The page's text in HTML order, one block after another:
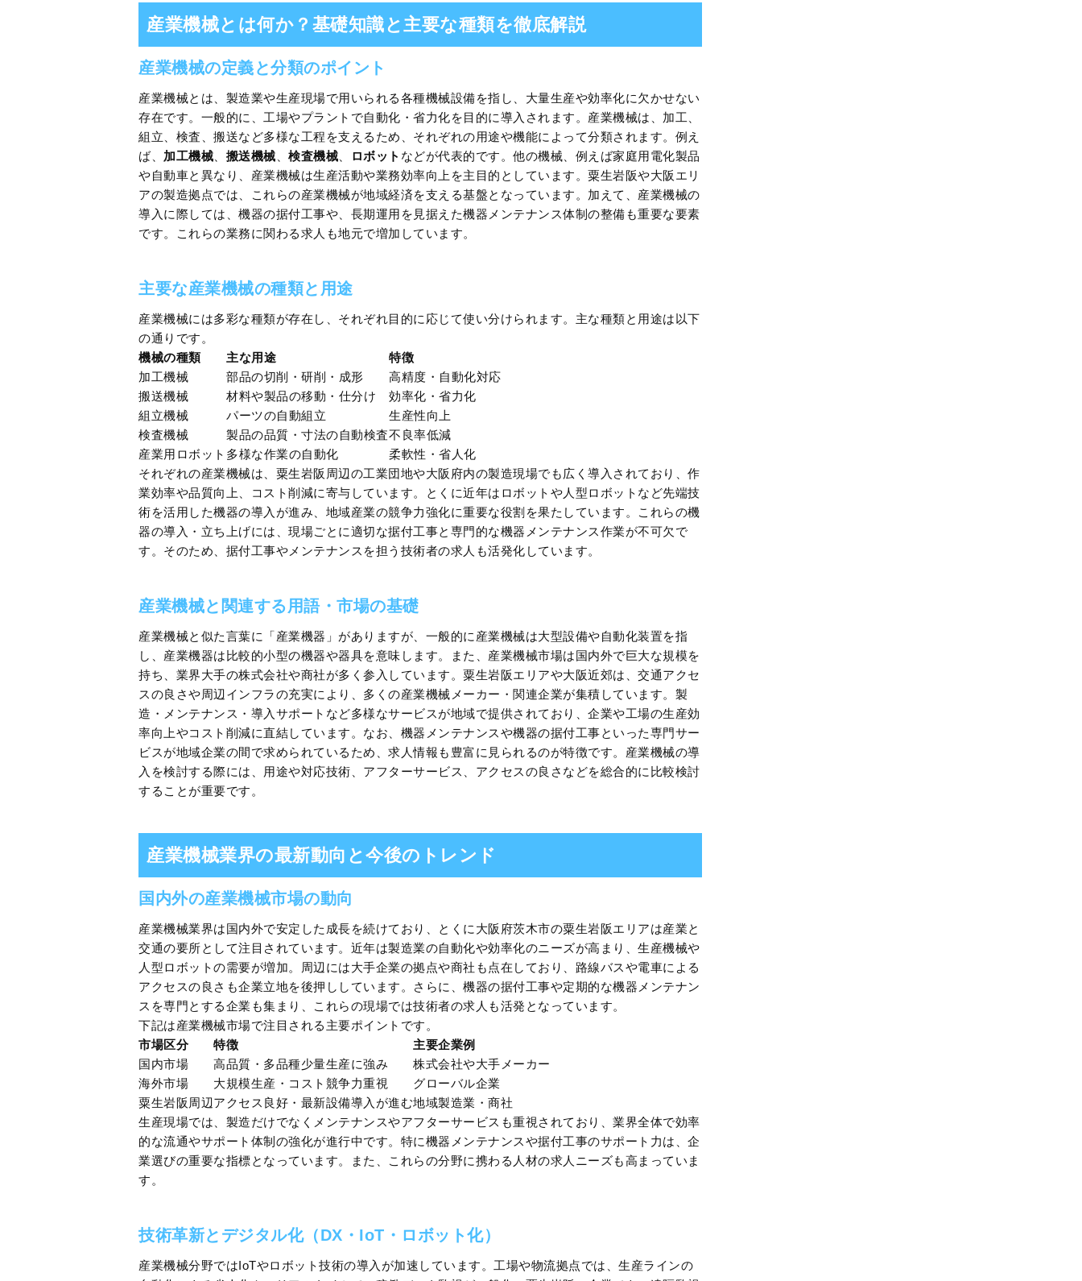
産業機械とは何か？基礎知識と主要な種類を徹底解説
産業機械の定義と分類のポイント
産業機械とは、製造業や生産現場で用いられる各種機械設備を指し、大量生産や効率化に欠かせない
存在です。一般的に、工場やプラントで自動化・省力化を目的に導入されます。産業機械は、加工、
組立、検査、搬送など多様な工程を支えるため、それぞれの用途や機能によって分類されます。例え
ば、 加工機械 搬送機械 検査機械 ロボット などが代表的です。他の機械、例えば家庭用電化製品
や自動車と異なり、産業機械は生産活動や業務効率向上を主目的としています。粟生岩阪や大阪エリ
アの製造拠点では、これらの産業機械が地域経済を支える基盤となっています。加えて、産業機械の
導入に際しては、機器の据付工事や、長期運用を見据えた機器メンテナンス体制の整備も重要な要素
です。これらの業務に関わる求人も地元で増加しています。
主要な産業機械の種類と用途
産業機械には多彩な種類が存在し、それぞれ目的に応じて使い分けられます。主な種類と用途は以下
の通りです。
機械の種類
主な用途
特徴
加工機械
部品の切削・研削・成形
高精度・自動化対応
搬送機械
材料や製品の移動・仕分け
効率化・省力化
組立機械
パーツの自動組立
生産性向上
検査機械
製品の品質・寸法の自動検査不良率低減
産業用ロボット 多様な作業の自動化
柔軟性・省人化
それぞれの産業機械は、粟生岩阪周辺の工業団地や大阪府内の製造現場でも広く導入されており、作
業効率や品質向上、コスト削減に寄与しています。とくに近年はロボットや人型ロボットなど先端技
術を活用した機器の導入が進み、地域産業の競争力強化に重要な役割を果たしています。これらの機
器の導入・立ち上げには、現場ごとに適切な据付工事と専門的な機器メンテナンス作業が不可欠で
す。そのため、据付工事やメンテナンスを担う技術者の求人も活発化しています。
産業機械と関連する用語・市場の基礎
産業機械と似た言葉に「産業機器」がありますが、一般的に産業機械は大型設備や自動化装置を指
し、産業機器は比較的小型の機器や器具を意味します。また、産業機械市場は国内外で巨大な規模を
持ち、業界大手の株式会社や商社が多く参入しています。粟生岩阪エリアや大阪近郊は、交通アクセ
スの良さや周辺インフラの充実により、多くの産業機械メーカー・関連企業が集積しています。製
造・メンテナンス・導入サポートなど多様なサービスが地域で提供されており、企業や工場の生産効
率向上やコスト削減に直結しています。なお、機器メンテナンスや機器の据付工事といった専門サー
ビスが地域企業の間で求められているため、求人情報も豊富に見られるのが特徴です。産業機械の導
入を検討する際には、用途や対応技術、アフターサービス、アクセスの良さなどを総合的に比較検討
することが重要です。
産業機械業界の最新動向と今後のトレンド
国内外の産業機械市場の動向
産業機械業界は国内外で安定した成長を続けており、とくに大阪府茨木市の粟生岩阪エリアは産業と
交通の要所として注目されています。近年は製造業の自動化や効率化のニーズが高まり、生産機械や
人型ロボットの需要が増加。周辺には大手企業の拠点や商社も点在しており、路線バスや電車による
アクセスの良さも企業立地を後押ししています。さらに、機器の据付工事や定期的な機器メンテナン
スを専門とする企業も集まり、これらの現場では技術者の求人も活発となっています。
下記は産業機械市場で注目される主要ポイントです。
市場区分
特徴
主要企業例
国内市場
高品質・多品種少量生産に強み
株式会社や大手メーカー
海外市場
大規模生産・コスト競争力重視
グローバル企業
粟生岩阪周辺アクセス良好・最新設備導入が進む地域製造業・商社
生産現場では、製造だけでなくメンテナンスやアフターサービスも重視されており、業界全体で効率
的な流通やサポート体制の強化が進行中です。特に機器メンテナンスや据付工事のサポート力は、企
業選びの重要な指標となっています。また、これらの分野に携わる人材の求人ニーズも高まっていま
す。
技術革新とデジタル化（DX・IoT・ロボット化）
産業機械分野ではIoTやロボット技術の導入が加速しています。工場や物流拠点では、生産ラインの